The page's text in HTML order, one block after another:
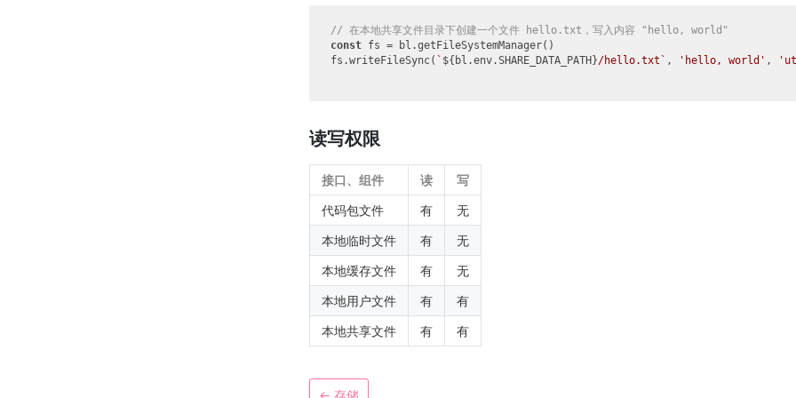
// 在本地共享文件目录下创建一个文件 hello.txt，写入内容 "hello, world"
const fs = bl.getFileSystemManager()
fs.writeFileSync( ` ${bl.env.SHARE_DATA_PATH}/hello.txt` , 'hello, world' ,
读写权限
接口、组件 读
写
代码包文件
有
无
本地临时文件
有
无
本地缓存文件
有
无
本地用户文件
有
有
本地共享文件
有 有
← 存储